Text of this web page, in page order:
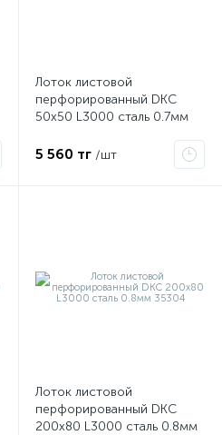
Лоток листовой
перфорированный DKC
50х50 L3000 сталь 0.7мм
5 560 тг /шт
Лоток листовой
перфорированный DKC
200х80 L3000 сталь 0.8мм